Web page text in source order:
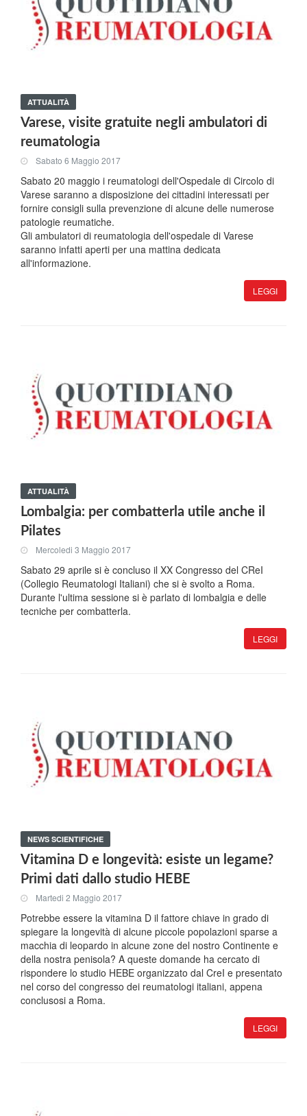
ATTUALITÀ
Varese, visite gratuite negli ambulatori di
reumatologia
Sabato 6 Maggio 2017
Sabato 20 maggio i reumatologi dell'Ospedale di Circolo di
Varese saranno a disposizione dei cittadini interessati per
fornire consigli sulla prevenzione di alcune delle numerose
patologie reumatiche.
Gli ambulatori di reumatologia dell'ospedale di Varese
saranno infatti aperti per una mattina dedicata
all'informazione.
LEGGI
ATTUALITÀ
Lombalgia: per combatterla utile anche il
Pilates
Mercoledi 3 Maggio 2017
Sabato 29 aprile si è concluso il XX Congresso del CReI
(Collegio Reumatologi Italiani) che si è svolto a Roma.
Durante l'ultima sessione si è parlato di lombalgia e delle
tecniche per combatterla.
LEGGI
NEWS SCIENTIFICHE
Vitamina D e longevità: esiste un legame?
Primi dati dallo studio HEBE
Martedi 2 Maggio 2017
Potrebbe essere la vitamina D il fattore chiave in grado di
spiegare la longevità di alcune piccole popolazioni sparse a
macchia di leopardo in alcune zone del nostro Continente e
della nostra penisola? A queste domande ha cercato di
rispondere lo studio HEBE organizzato dal CreI e presentato
nel corso del congresso dei reumatologi italiani, appena
conclusosi a Roma.
LEGGI